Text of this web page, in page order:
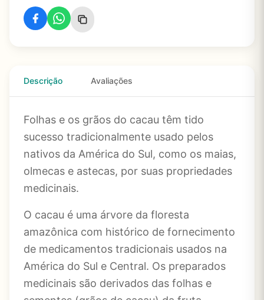
Descrição Avaliações
Folhas e os grãos do cacau têm tido
sucesso tradicionalmente usado pelos
nativos da América do Sul, como os maias,
olmecas e astecas, por suas propriedades
medicinais.
O cacau é uma árvore da floresta
amazônica com histórico de fornecimento
de medicamentos tradicionais usados ​​na
América do Sul e Central. Os preparados
medicinais são derivados das folhas e